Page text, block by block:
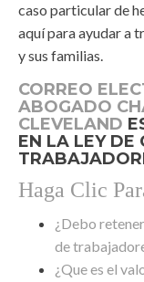
caso particular de
aquí para ayudar a
y sus familias.
CORREO
ABOGADO
CLEVELAND
EN LA LEY DE
Haga Clic
¿Debo
de
¿Que es el